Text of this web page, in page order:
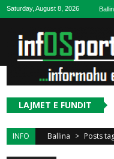
Saturday, August 8, 2026
LAJMET E FUNDIT
INFO Ballina > Posts